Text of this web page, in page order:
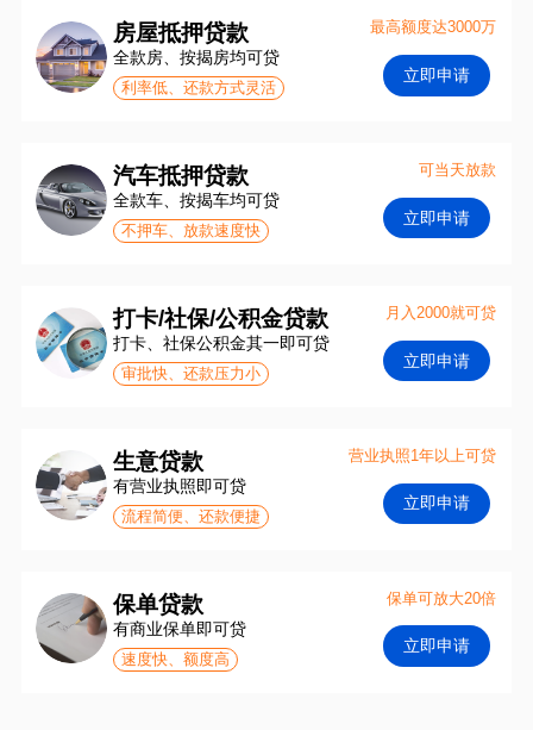
房屋抵押贷款
全款房、按揭房均可贷
利率低、还款方式灵活
最高额度达3000万
立即申请
汽车抵押贷款
全款车、按揭车均可贷
不押车、放款速度快
可当天放款
立即申请
打卡/社保/公积金贷款
打卡、社保公积金其一即可贷
审批快、还款压力小
月入2000就可贷
立即申请
生意贷款
有营业执照即可贷
流程简便、还款便捷
营业执照1年以上可贷
立即申请
保单贷款
有商业保单即可贷
速度快、额度高
保单可放大20倍
立即申请